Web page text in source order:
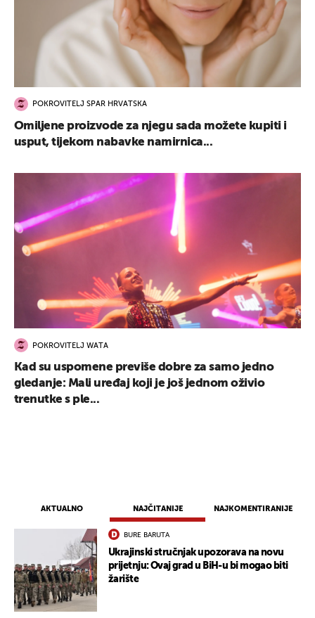
AKTUALNO NAJČITANIJE NAJKOMENTIRANIJE
BURE BARUTA
Ukrajinski stručnjak upozorava na novu
prijetnju: Ovaj grad u BiH-u bi mogao biti
žarište
POKROVITELJ SPAR HRVATSKA
Omiljene proizvode za njegu sada možete kupiti i
usput, tijekom nabavke namirnica...
POKROVITELJ WATA
Kad su uspomene previše dobre za samo jedno
gledanje: Mali uređaj koji je još jednom oživio
trenutke s ple...